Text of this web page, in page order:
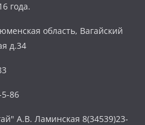
года.
область, Вагайский
д.34
86
А.В. Ламинская 8(34539)23-